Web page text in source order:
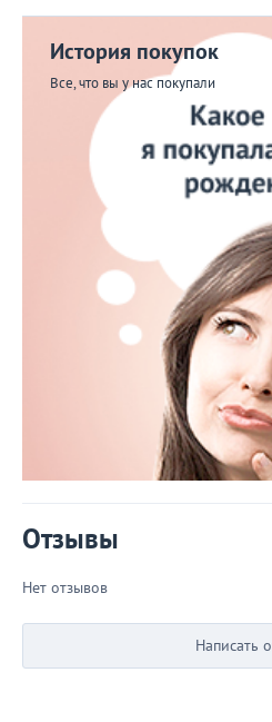
История покупок
Все, что вы у нас покупали
Отзывы
Нет отзывов
Написать